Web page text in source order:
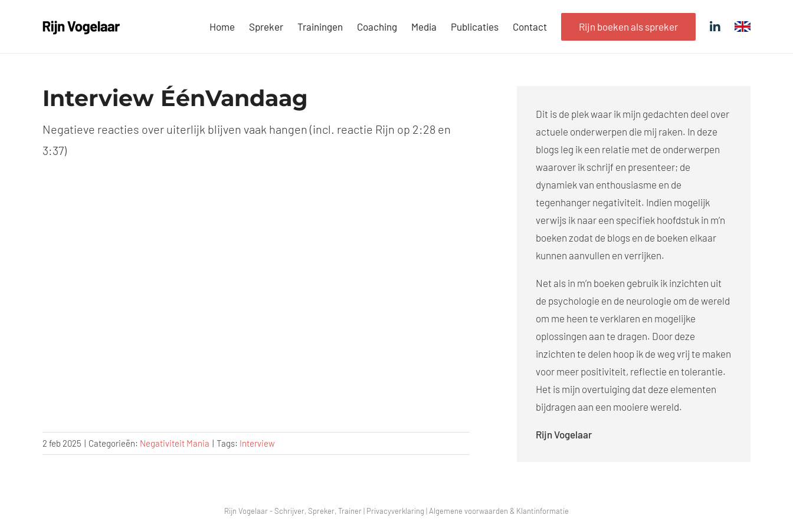
Home Spreker Trainingen Coaching Media Publicaties Contact Rijn boeken als spreker
Interview ÉénVandaag
Negatieve reacties over uiterlijk blijven vaak hangen (incl. reactie Rijn op 2:28 en
3:37)
2 feb 2025 | Categorieën: Negativiteit Mania | Tags: Interview
Dit is de plek waar ik mijn gedachten deel over
actuele onderwerpen die mij raken. In deze
blogs leg ik een relatie met de onderwerpen
waarover ik schrijf en presenteer; de
dynamiek van enthousiasme en de
tegenhanger negativiteit. Indien mogelijk
verwijs ik naar een specifiek hoofdstuk in m’n
boeken zodat de blogs en de boeken elkaar
kunnen aanvullen en verrijken.
Net als in m’n boeken gebruik ik inzichten uit
de psychologie en de neurologie om de wereld
om me heen te verklaren en mogelijke
oplossingen aan te dragen. Door deze
inzichten te delen hoop ik de weg vrij te maken
voor meer positiviteit, reflectie en tolerantie.
Het is mijn overtuiging dat deze elementen
bijdragen aan een mooiere wereld.
Rijn Vogelaar
Rijn Vogelaar - Schrijver, Spreker, Trainer | Privacyverklaring | Algemene voorwaarden & Klantinformatie